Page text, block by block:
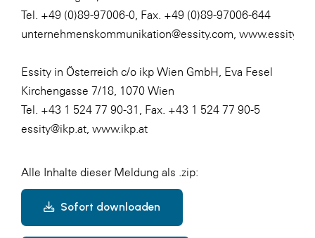
Tel. +49 (0)89-97006-0, Fax. +49 (0)89-97006-644
unternehmenskommunikation@essity.com www.essity.de
Essity in Österreich c/o ikp Wien GmbH, Eva Fesel
Kirchengasse 7/18, 1070 Wien
Tel. +43 1 524 77 90-31, Fax. +43 1 524 77 90-5
essity@ikp.at www.ikp.at
Alle Inhalte dieser Meldung als .zip:
Sofort downloaden